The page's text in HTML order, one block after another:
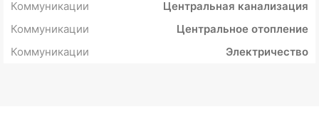
Коммуникации
Центральная канализация
Коммуникации
Центральное отопление
Коммуникации
Электричество